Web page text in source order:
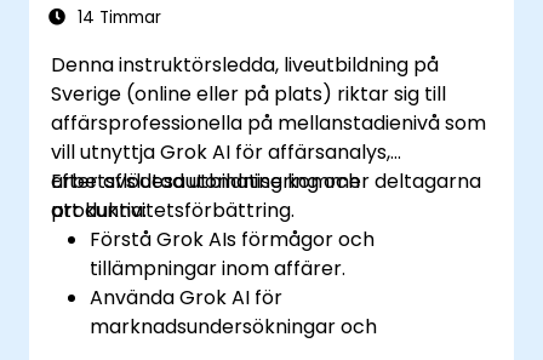
14 Timmar
Denna instruktörsledda, liveutbildning på
Sverige (online eller på plats) riktar sig till
affärsprofessionella på mellanstadienivå som
vill utnyttja Grok AI för affärsanalys,
arbetsflödesautomatisering och
produktivitetsförbättring.
Efter avslutad utbildning kommer deltagarna
att kunna:
Förstå Grok AIs förmågor och
tillämpningar inom affärer.
Använda Grok AI för
marknadsundersökningar och